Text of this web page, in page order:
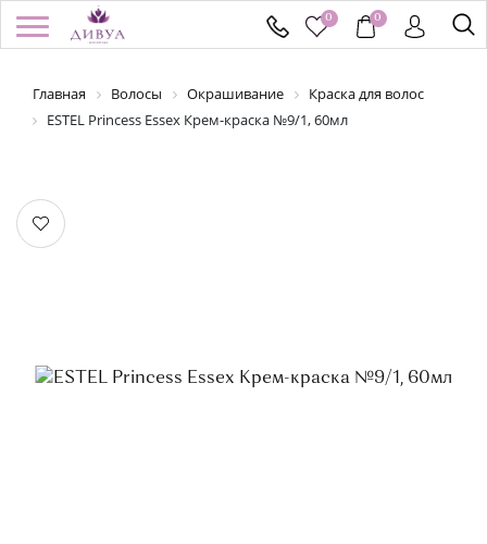
0 0
Войти / Регистрация
БРЕНДЫ
НОВИНКИ
Здравствуйте! Что вы ищете?
Главная Волосы Окрашивание
Краска для волос
ESTEL Princess Essex Крем-краска №9/1, 60мл